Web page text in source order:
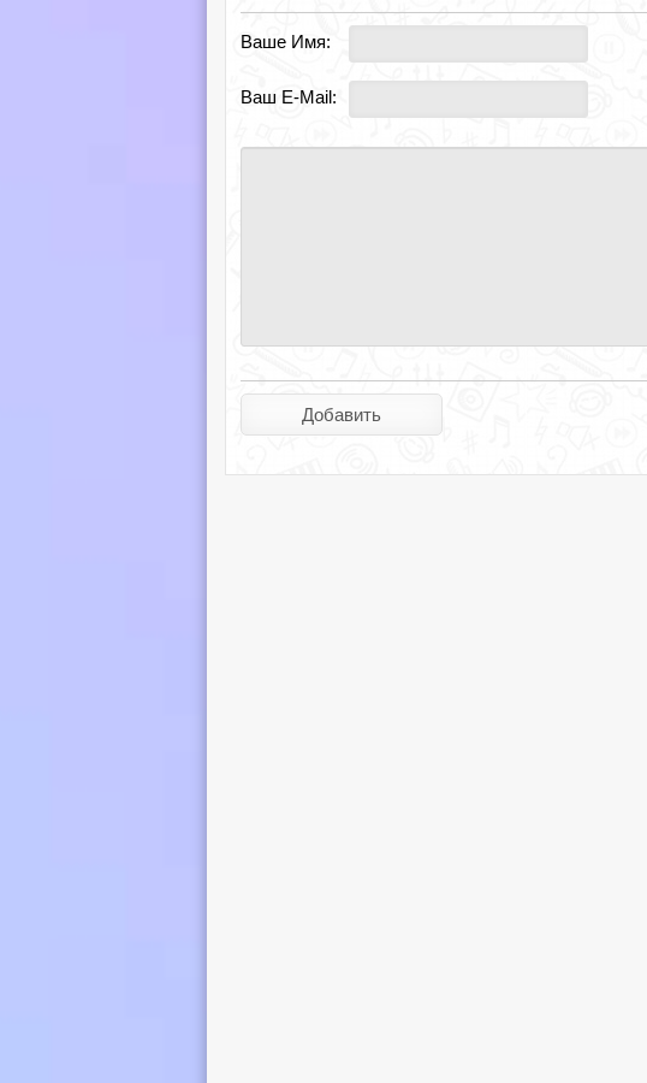
Ваше Имя:
Ваш E-Mail: